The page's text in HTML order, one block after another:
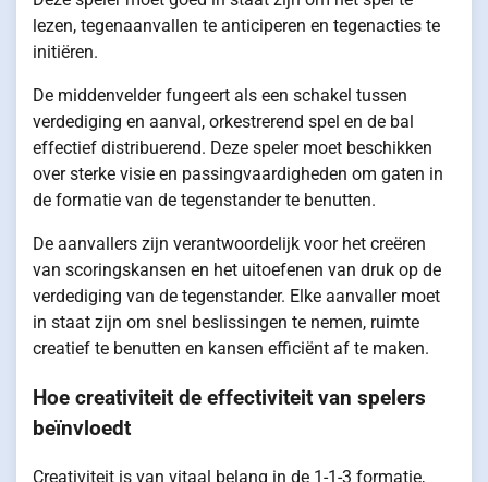
lezen, tegenaanvallen te anticiperen en tegenacties te
initiëren.
De middenvelder fungeert als een schakel tussen
verdediging en aanval, orkestrerend spel en de bal
effectief distribuerend. Deze speler moet beschikken
over sterke visie en passingvaardigheden om gaten in
de formatie van de tegenstander te benutten.
De aanvallers zijn verantwoordelijk voor het creëren
van scoringskansen en het uitoefenen van druk op de
verdediging van de tegenstander. Elke aanvaller moet
in staat zijn om snel beslissingen te nemen, ruimte
creatief te benutten en kansen efficiënt af te maken.
Hoe creativiteit de effectiviteit van spelers
beïnvloedt
Creativiteit is van vitaal belang in de 1-1-3 formatie,